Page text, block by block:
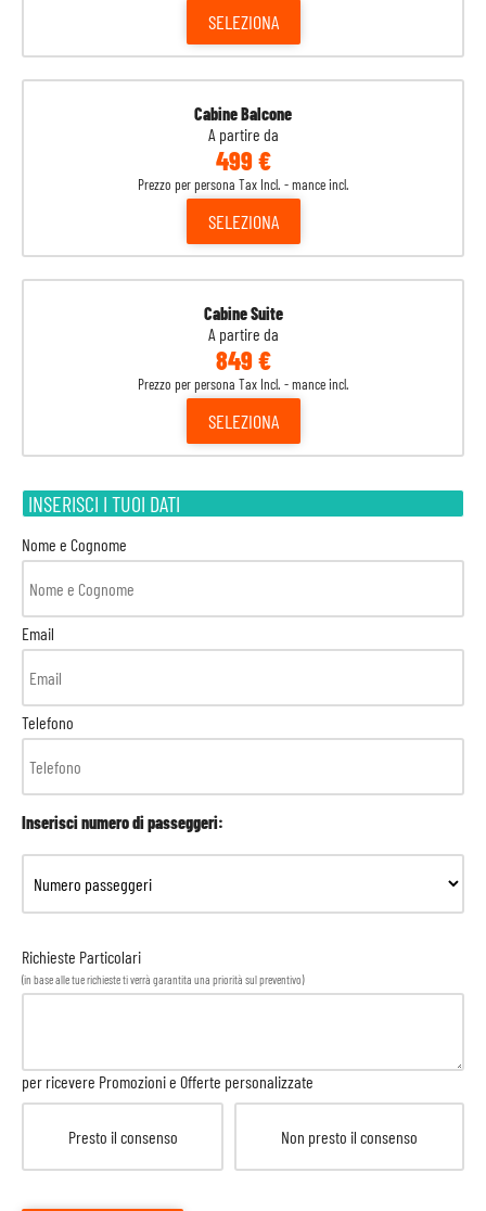
SELEZIONA
Cabine Balcone
A partire da
499 €
Prezzo per persona Tax Incl. - mance incl.
SELEZIONA
Cabine Suite
A partire da
849 €
Prezzo per persona Tax Incl. - mance incl.
SELEZIONA
INSERISCI I TUOI DATI
Nome e Cognome
Email
Telefono
Inserisci numero di passeggeri:
Richieste Particolari
(in base alle tue richieste ti verrà garantita una priorità sul preventivo)
per ricevere Promozioni e Offerte personalizzate
Presto il consenso Non presto il consenso